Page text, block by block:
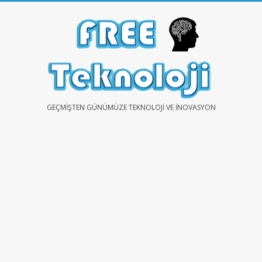
FREEGEÇMIŞTEN GÜNÜMÜZE TEKNOLOJI VE İNOVASYON